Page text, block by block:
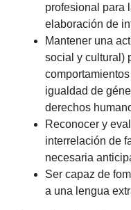
profesional para
elaboración de
Mantener una
social y cultural)
igualdad de
derechos
Reconocer y
interrelación de
necesaria
Ser capaz de
a una lengua